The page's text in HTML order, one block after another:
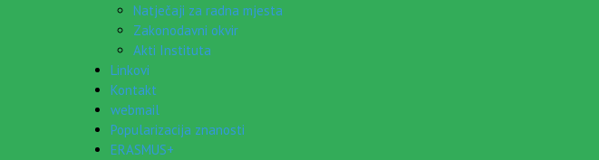
Natječaji za radna mjesta
Zakonodavni okvir
Akti Instituta
Linkovi
Kontakt
webmail
Popularizacija znanosti
ERASMUS+